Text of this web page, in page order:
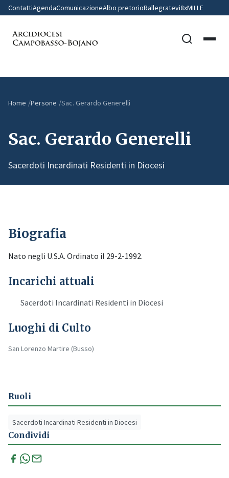
ContattiAgendaComunicazioneAlbo pretorioRallegratevi8xMILLE
Home Persone Sac. Gerardo Generelli
Sac. Gerardo Generelli
Sacerdoti Incardinati Residenti in Diocesi
Biografia
Nato negli U.S.A. Ordinato il 29-2-1992.
Incarichi attuali
Sacerdoti Incardinati Residenti in Diocesi
Luoghi di Culto
San Lorenzo Martire (Busso)
Ruoli
Sacerdoti Incardinati Residenti in Diocesi
Condividi